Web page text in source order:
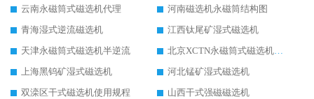
云南永磁筒式磁选机代理
河南磁选机永磁筒结构图
青海湿式逆流磁选机
江西钛尾矿湿式磁选机
天津永磁筒式磁选机半逆流
北京XCTN永磁筒式磁选机磁块位置
上海黑钨矿湿式磁选机
河北锰矿湿式磁选机
双滦区干式磁选机使用规程
山西干式强磁磁选机